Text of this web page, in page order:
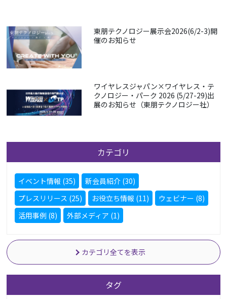
東朋テクノロジー展示会2026(6/2-3)開
催のお知らせ
ワイヤレスジャパン×ワイヤレス・テ
クノロジー・パーク 2026 (5/27-29)出
展のお知らせ（東朋テクノロジー社）
カテゴリ
イベント情報 (35)
新会員紹介 (30)
プレスリリース (25)
お役立ち情報 (11)
ウェビナー (8)
活用事例 (8)
外部メディア (1)
カテゴリ全てを表示
タグ